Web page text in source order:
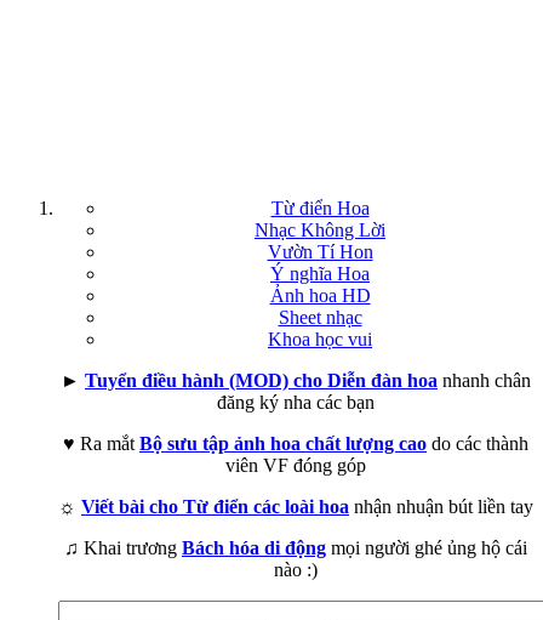
Từ điển Hoa
Nhạc Không Lời
Vườn Tí Hon
Ý nghĩa Hoa
Ảnh hoa HD
Sheet nhạc
Khoa học vui
► Tuyển điều hành (MOD) cho Diễn đàn hoa nhanh chân
đăng ký nha các bạn
♥ Ra mắt Bộ sưu tập ảnh hoa chất lượng cao do các thành
viên VF đóng góp
☼ Viết bài cho Từ điển các loài hoa nhận nhuận bút liền tay
♫ Khai trương Bách hóa di động mọi người ghé ủng hộ cái
nào :)